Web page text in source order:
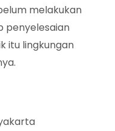
melakukan
penyelesaian
itu lingkungan